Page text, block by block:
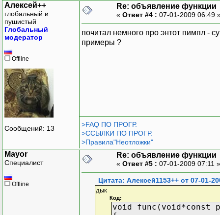
Алексей++
глобальный и
пушистый
Глобальный
модератор
Offline
Сообщений: 13
Re: объявление функции
« Ответ #4 : 07-01-2009 06:49
почитал немного про энтот пимпл -
примеры ?
>FAQ ПО ПРОГР.
>ССЫЛКИ ПО ПРОГР.
>Правила"Неотложки"
Mayor
Специалист
Offline
Re: объявление функции
« Ответ #5 : 07-01-2009 07:11
Цитата: Алексей1153++ от 07-01-
дык
Код:
void func(void*const